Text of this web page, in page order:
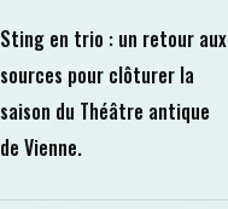
Sting en trio : un retour aux
sources pour clôturer la
saison du Théâtre antique
de Vienne.